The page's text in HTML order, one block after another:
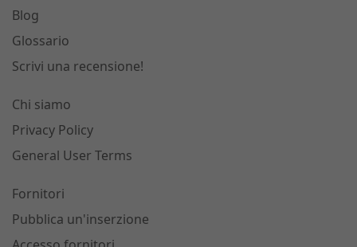
Blog
Glossario
Scrivi una recensione!
Chi siamo
Privacy Policy
General User Terms
Fornitori
Pubblica un'inserzione